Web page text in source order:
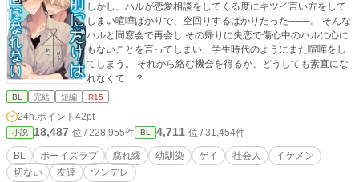
しかし、ハルが恋愛相談をしてくる度にキツイ言い方をして
しまい喧嘩ばかりで、空回りするばかりだった───。 そんな
ハルと同窓会で再会し その帰りに失恋で傷心中のハルに心に
もないことを言ってしまい、学生時代のようにまた喧嘩をし
てしまう。 それから絡む機会を得るが、どうしても素直にな
れなくて…？
BL 完結 短編 R15
24h.ポイント 42pt
小説 18,487 位 / 228,955件 BL 4,711 位 / 31,454件
BL ボーイズラブ 腐れ縁 幼馴染 ゲイ 社会人
イケメン
切ない
友達 ツンデレ